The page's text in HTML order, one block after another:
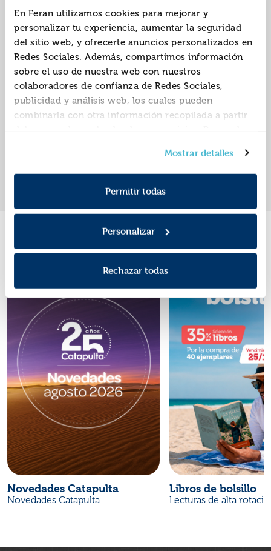
En Feran utilizamos cookies para mejorar y
personalizar tu experiencia, aumentar la seguridad
del sitio web, y ofrecerte anuncios personalizados en
Redes Sociales. Además, compartimos información
sobre el uso de nuestra web con nuestros
colaboradores de confianza de Redes Sociales,
publicidad y análisis web, los cuales pueden
combinarla con otra información recopilada a partir
del uso que hayas hecho de sus servicios. Recuerda
consentimiento en cualquier momento. Para más
información consulta laPolítica de Cookiesy la
Política de Privacidad.
Mostrar detalles
Permitir todas
Personalizar
Rechazar todas
La hija del alquimista
ISBN:9788493743031
Editorial:Boveda
Autor:Meyer, Kai
Reina de las nieves, la
ISBN:9788466624053
Editorial:Ediciones B
Autor:Meyer, Kai
« 1 »
Promociones
Novedades Catapulta
Novedades Catapulta
Libros de bolsillo
Lecturas de alta